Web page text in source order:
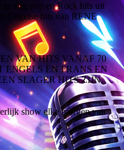
er nog pop en Rock hits uit
Engelse hits van RENE
VAN HITS VANAF 70
ENGELS EN FRANS EN
SLAGER HITS ZIJN
show elke morgen van